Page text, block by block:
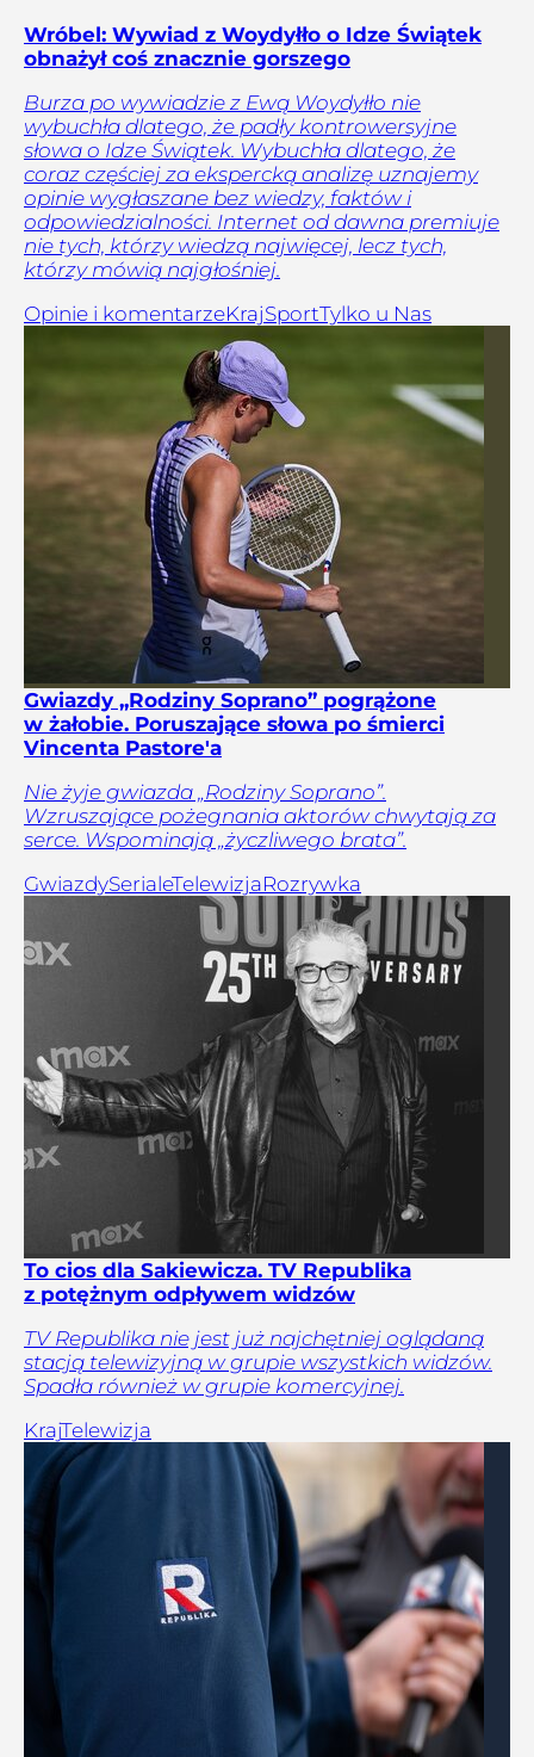
Wróbel: Wywiad z Woydyłło o Idze Świątek
obnażył coś znacznie gorszego
Burza po wywiadzie z Ewą Woydyłło nie
wybuchła dlatego, że padły kontrowersyjne
słowa o Idze Świątek. Wybuchła dlatego, że
coraz częściej za ekspercką analizę uznajemy
opinie wygłaszane bez wiedzy, faktów i
odpowiedzialności. Internet od dawna premiuje
nie tych, którzy wiedzą najwięcej, lecz tych,
którzy mówią najgłośniej.
Opinie i komentarzeKrajSportTylko u Nas
Gwiazdy „Rodziny Soprano” pogrążone
w żałobie. Poruszające słowa po śmierci
Vincenta Pastore'a
Nie żyje gwiazda „Rodziny Soprano”.
Wzruszające pożegnania aktorów chwytają za
serce. Wspominają „życzliwego brata”.
GwiazdySerialeTelewizjaRozrywka
To cios dla Sakiewicza. TV Republika
z potężnym odpływem widzów
TV Republika nie jest już najchętniej oglądaną
stacją telewizyjną w grupie wszystkich widzów.
Spadła również w grupie komercyjnej.
KrajTelewizja